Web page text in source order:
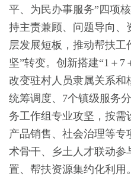
平、为民办事服务”四项
持主责兼顾、问题导向、
层发展短板，推动帮扶工
坚”转变。创新搭建“1＋
改变驻村人员隶属关系和
统筹调度、7个镇级服务
务工作组专业攻坚，按需
产品销售、社会治理等专
术骨干、乡土人才联动参
置、帮扶资源集约化利用。